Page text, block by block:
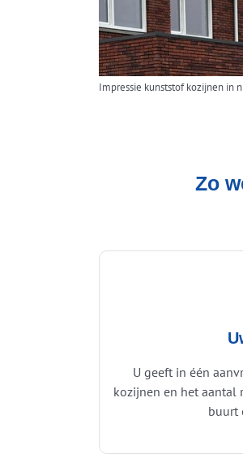
Impressie kunststof kozijnen in
Zo
U geeft in één
kozijnen en het aantal
buurt